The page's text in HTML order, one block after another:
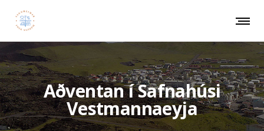
Aðventan í Safnahúsi
Vestmannaeyja